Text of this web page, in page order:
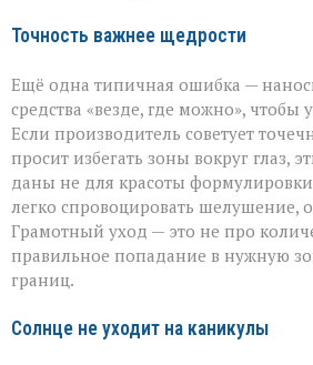
Точность важнее щедрости
Ещё одна типичная ошибка —
средства «везде, где можно», чтобы
Если производитель советует
просит избегать зоны вокруг глаз,
даны не для красоты
легко спровоцировать шелушение,
Грамотный уход — это не про
правильное попадание в нужную
границ.
Солнце не уходит на каникулы